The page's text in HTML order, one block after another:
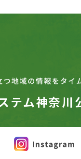
テム神奈川